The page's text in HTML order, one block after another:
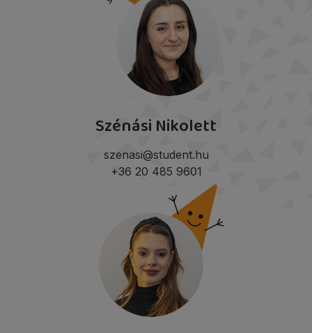
Szénási Nikolett
szenasi@student.hu
+36 20 485 9601